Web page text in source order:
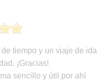
tiempo y un viaje de ida
¡Gracias!
sencillo y útil por ahí